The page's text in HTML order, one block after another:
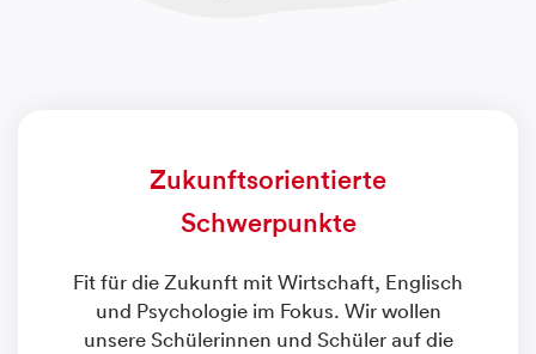
Zukunftsorientierte
Schwerpunkte
Fit für die Zukunft mit Wirtschaft, Englisch
und Psychologie im Fokus. Wir wollen
unsere Schülerinnen und Schüler auf die